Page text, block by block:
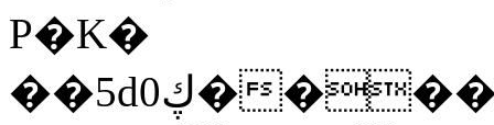
P�K�
��5dڮ0�����4�ʋnSP3���;_ YF���J�S�tD�{�3������?Dz&��N���΀F&}tU�x3��3�s�w��